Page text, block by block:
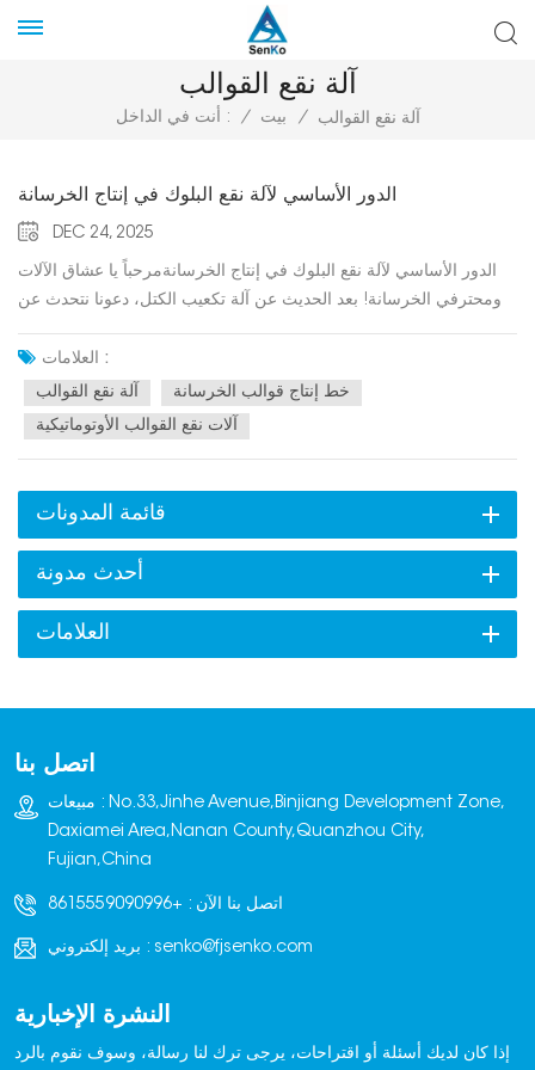
آلة نقع القوالب
أنت في الداخل : / بيت / آلة نقع القوالب
الدور الأساسي لآلة نقع البلوك في إنتاج الخرسانة
DEC 24, 2025
الدور الأساسي لآلة نقع البلوك في إنتاج الخرسانةمرحباً يا عشاق الآلات
ومحترفي الخرسانة! بعد الحديث عن آلة تكعيب الكتل، دعونا نتحدث عن
القوالب (يُطلق عليه أيضًا نظام معالجة كتل الخرسانة بالنقع أو آلة
المعالجة بالغمر).إذا تساءلت يوماً كيف تكتسب كتل الخرسانة المصنوعة
حديثاً قوتها الكاملة دون أن تتشقق أو تضعف، فإن المعالجة المناسبة هي
السر - وآلة نقع الكتل تجعلها فعالة وآلية.ما هي آلة نقع القوالب؟آلة نقع
الأخضر (المصبوب حديثًا) في خزانات المياه للمعالجة. تحافظ طريقة الغمر
هذه، والمعروفة أيضًا باسم المعالجة في الخزانات، على تشبع البلوك
بالماء، مما يسمح للأسمنت بالترطيب بشكل صحيح وتطوير أقصى قوة
ضغط.على عكس أفران البخار أو ساحات التجفيف الهوائي، تستخدم آلات
النقع غمرًا متحكمًا فيه بالماء - غالبًا لمدة تتراوح بين 7 و14 يومًا - لمنع
فقدان الرطوبة، وتقليل تشققات الانكماش، وضمان معالجة متجانسة.
للآلات، سينكو تنتج الشركة معدات ذكية: آلات تشكيل الطوب/البلوك،
على المنصات؛ وآلات تغليف/وضع الأفلام وحلول خطوط إنتاج الطوب/
البلوك الكاملة، إلخ.كيف يعمل؟حديث آلات نقع القوالب الأوتوماتيكية
تندمج بسلاسة في خطوط الإنتاج:التحميل: يتم نقل القوالب الطازجة على
منصات نقالة (غالباً من آلة صنع القوالب) عبر ناقل أو رافعة شوكية.الغمر:
خزانات مياه كبيرة مملوءة بمياه نظيفة.فترة النقع: يتم نقع القوالب للمدة
الماء أو التحكم في درجة الحرارة في النماذج المتقدمة.الاسترجاع: بعد
المعالجة، يتم رفع المنصات وتصريفها وإرسالها إلى محطات التجفيف أو
العلامات :
آلة نقع القوالب
خط إنتاج قوالب الخرسانة
آلات نقع القوالب الأوتوماتيكية
قائمة المدونات
أحدث مدونة
العلامات
اتصل بنا
مبيعات : No.33,Jinhe Avenue,Binjiang Development Zone,
Daxiamei Area,Nanan County,Quanzhou City,
Fujian,China
اتصل بنا الآن : +8615559090996
بريد إلكتروني : senko@fjsenko.com
النشرة الإخبارية
إذا كان لديك أسئلة أو اقتراحات، يرجى ترك لنا رسالة، وسوف نقوم بالرد